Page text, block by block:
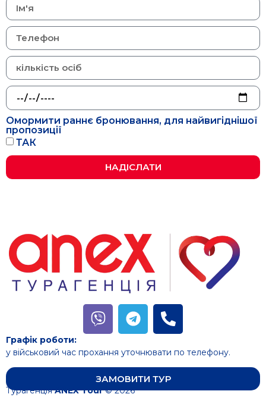
Омормити раннє бронювання, для найвигіднішої
пропозиції
ТАК
НАДІСЛАТИ
Графік роботи:
у військовий час прохання уточнювати по телефону.
ЗАМОВИТИ ТУР
ТурагенціяANEX Tour© 2026